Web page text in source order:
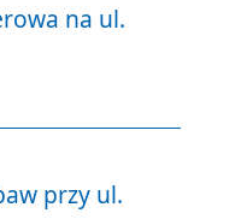
na ul.
przy ul.